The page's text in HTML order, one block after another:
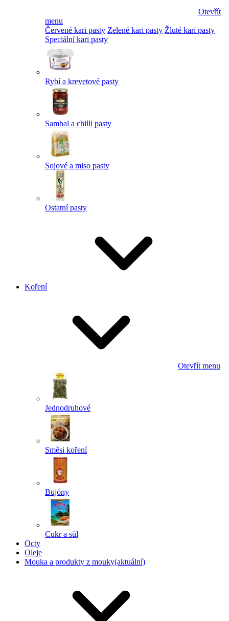
Otevřít
menu
Červené kari pasty Zelené kari pasty Žluté kari pasty
Speciální kari pasty
Rybí a krevetové pasty
Sambal a chilli pasty
Sojové a miso pasty
Ostatní pasty
Koření
Otevřít menu
Jednodruhové
Směsi koření
Bujóny
Cukr a sůl
Octy
Oleje
Mouka a produkty z mouky(aktuální)